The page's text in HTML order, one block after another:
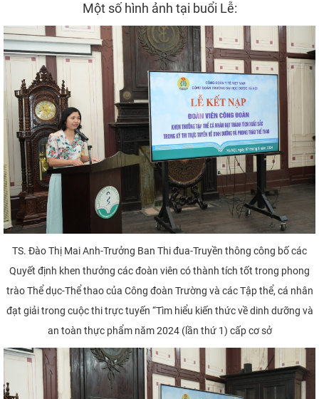
Một số hình ảnh tại buổi Lễ:
TS. Đào Thị Mai Anh-Trưởng Ban Thi đua-Truyền thông công bố các
Quyết định khen thưởng các đoàn viên có thành tích tốt trong phong
trào Thể dục-Thể thao của Công đoàn Trường và các Tập thể, cá nhân
đạt giải trong cuộc thi trực tuyến “Tìm hiểu kiến thức về dinh dưỡng và
an toàn thực phẩm năm 2024 (lần thứ 1) cấp cơ sở